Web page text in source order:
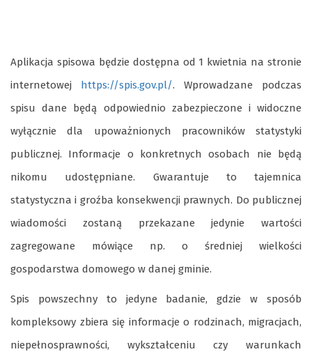
Aplikacja spisowa będzie dostępna od 1 kwietnia na stronie
internetowej https://spis.gov.pl/. Wprowadzane podczas
spisu dane będą odpowiednio zabezpieczone i widoczne
wyłącznie dla upoważnionych pracowników statystyki
publicznej. Informacje o konkretnych osobach nie będą
nikomu udostępniane. Gwarantuje to tajemnica
statystyczna i groźba konsekwencji prawnych. Do publicznej
wiadomości zostaną przekazane jedynie wartości
zagregowane mówiące np. o średniej wielkości
gospodarstwa domowego w danej gminie.
Spis powszechny to jedyne badanie, gdzie w sposób
kompleksowy zbiera się informacje o rodzinach, migracjach,
niepełnosprawności, wykształceniu czy warunkach